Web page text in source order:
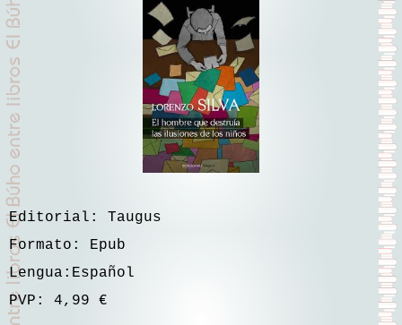
Editorial: Taugus
Formato: Epub
Lengua: Español
PVP: 4,99 €